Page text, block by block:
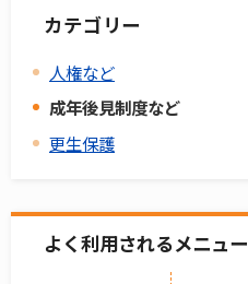
カテゴリー
人権など
成年後見制度など
更生保護
よく利用されるメニュー